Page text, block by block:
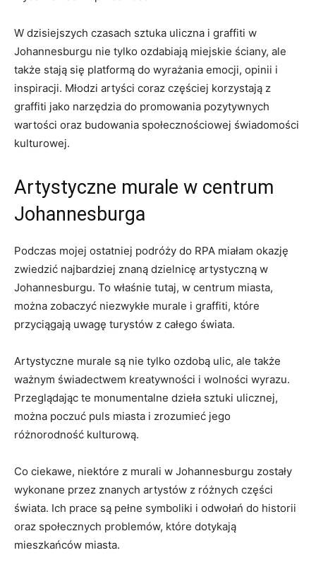
W dzisiejszych czasach sztuka uliczna i‌ graffiti w
Johannesburgu nie tylko⁢ ozdabiają miejskie ściany,⁣ ale
także‌ stają się⁢ platformą do wyrażania emocji, opinii i
inspiracji. Młodzi artyści coraz częściej korzystają z
graffiti⁢ jako narzędzia do promowania⁢ pozytywnych
wartości oraz budowania społecznościowej świadomości
kulturowej.
Artystyczne murale w centrum
Johannesburga
Podczas mojej ​ostatniej podróży do RPA miałam okazję
zwiedzić najbardziej‍ znaną dzielnicę artystyczną‌ w
Johannesburgu.⁤ To właśnie tutaj,⁤ w centrum ‍miasta,
można zobaczyć niezwykłe murale i graffiti, które
przyciągają uwagę‌ turystów z całego ‌świata.
Artystyczne murale są nie tylko ozdobą‍ ulic, ale także‍
ważnym świadectwem kreatywności i wolności⁣ wyrazu.
‌Przeglądając te monumentalne dzieła sztuki ulicznej,​
można poczuć puls miasta i⁢ zrozumieć jego
różnorodność⁤ kulturową.
Co ciekawe, niektóre ⁢z murali w Johannesburgu zostały
wykonane przez znanych artystów z różnych części ​
świata. Ich prace są pełne symboliki i odwołań do historii
oraz społecznych problemów, które dotykają‌
mieszkańców miasta.